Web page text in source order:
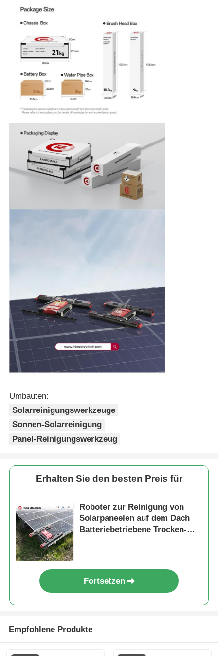
Umbauten:
Solarreinigungswerkzeuge
Sonnen-Solarreinigung
Panel-Reinigungswerkzeug
Erhalten Sie den besten Preis für
Roboter zur Reinigung von
Solarpaneelen auf dem Dach
Batteriebetriebene Trocken-
Fortsetzen
Empfohlene Produkte